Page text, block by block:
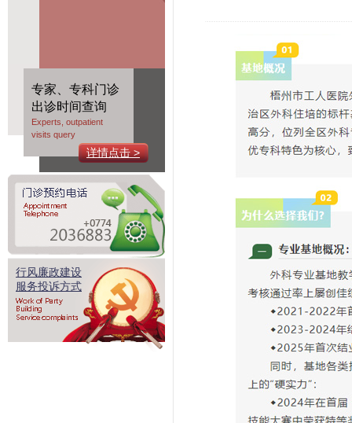
专家、专科门诊
出诊时间查询
Experts, outpatient
visits query
详情点击 >
行风廉政建设
服务投诉方式